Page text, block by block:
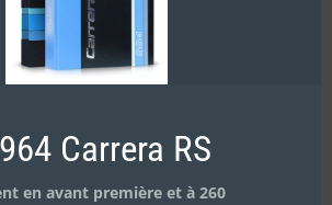
Carrera RS
en avant première et à 260